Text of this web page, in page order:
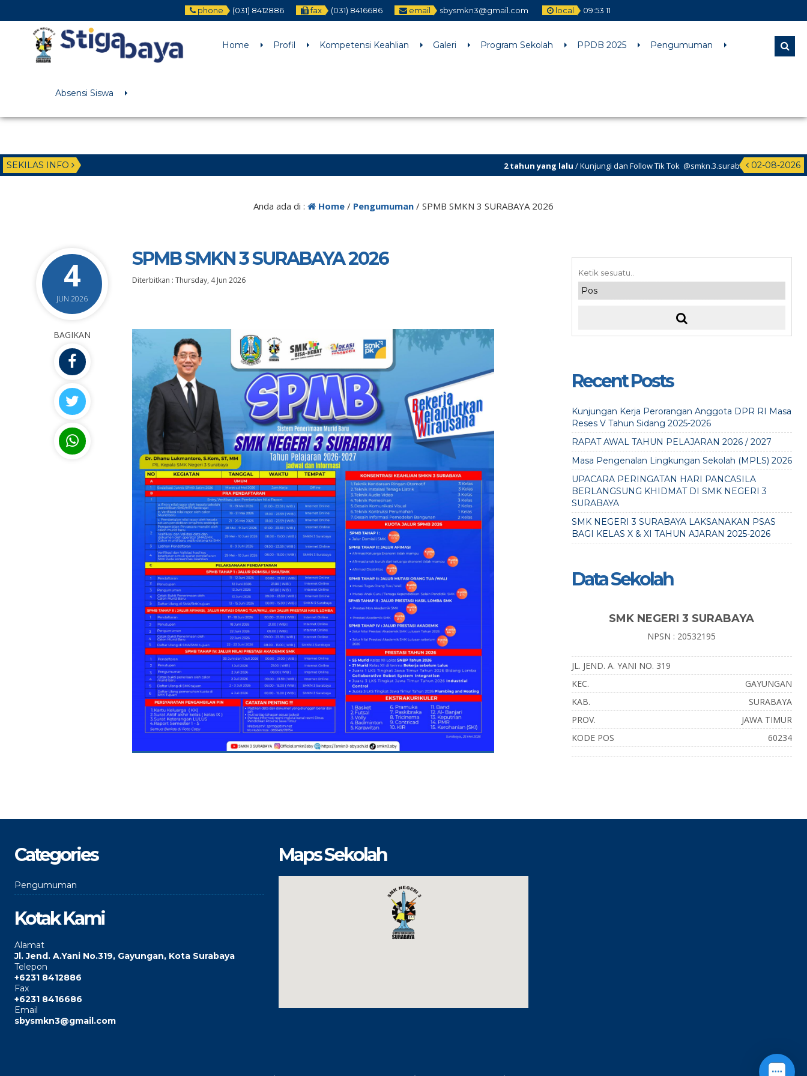
: Function WP_Dependencies->add_data() was called with an argument that is deprecatedsince version 6.9.0! IE conditional comments are ignored by all supported browsers. in
/home/u6225882/public_html/wp-includes/functions.php
phone (031) 8412886 fax (031) 8416686 email sbysmkn3@gmail.com local 09:53 11
Home Profil Kompetensi Keahlian Galeri Program Sekolah PPDB 2025 Pengumuman
Absensi Siswa
SEKILAS INFO 02-08-2026
2 tahun yang lalu/ Kunjungi dan Follow Tik Tok @smkn.3.surabaya untuk info info
Anda ada di : Home / Pengumuman / SPMB SMKN 3 SURABAYA 2026
4
JUN 2026
SPMB SMKN 3 SURABAYA 2026
Diterbitkan : Thursday, 4 Jun 2026
BAGIKAN
Recent Posts
Kunjungan Kerja Perorangan Anggota DPR RI Masa
Reses V Tahun Sidang 2025-2026
RAPAT AWAL TAHUN PELAJARAN 2026 / 2027
Masa Pengenalan Lingkungan Sekolah (MPLS) 2026
UPACARA PERINGATAN HARI PANCASILA
BERLANGSUNG KHIDMAT DI SMK NEGERI 3
SURABAYA
SMK NEGERI 3 SURABAYA LAKSANAKAN PSAS
BAGI KELAS X & XI TAHUN AJARAN 2025-2026
Data Sekolah
SMK NEGERI 3 SURABAYA
NPSN : 20532195
JL. JEND. A. YANI NO. 319
KEC.
GAYUNGAN
KAB.
SURABAYA
PROV.
JAWA TIMUR
KODE POS
60234
Categories
Pengumuman
Kotak Kami
Alamat
Jl. Jend. A.Yani No.319, Gayungan, Kota Surabaya
Telepon
+6231 8412886
Fax
+6231 8416686
Email
sbysmkn3@gmail.com
Maps Sekolah